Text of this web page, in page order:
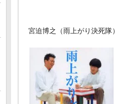
宮迫博之（雨上がり決死隊）